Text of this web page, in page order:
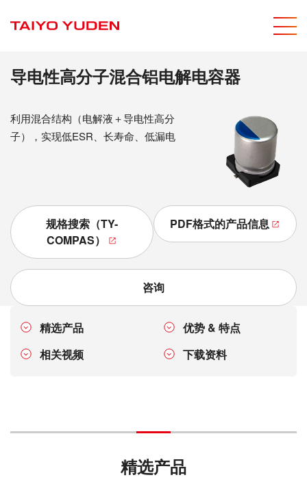
网站内搜
导电性高分子混合铝电解电容器
利用混合结构（电解液＋导电性高分
子），实现低ESR、长寿命、低漏电
规格搜索（TY-
COMPAS）
PDF格式的产品信息
咨询
精选产品
优势 & 特点
相关视频
下载资料
精选产品